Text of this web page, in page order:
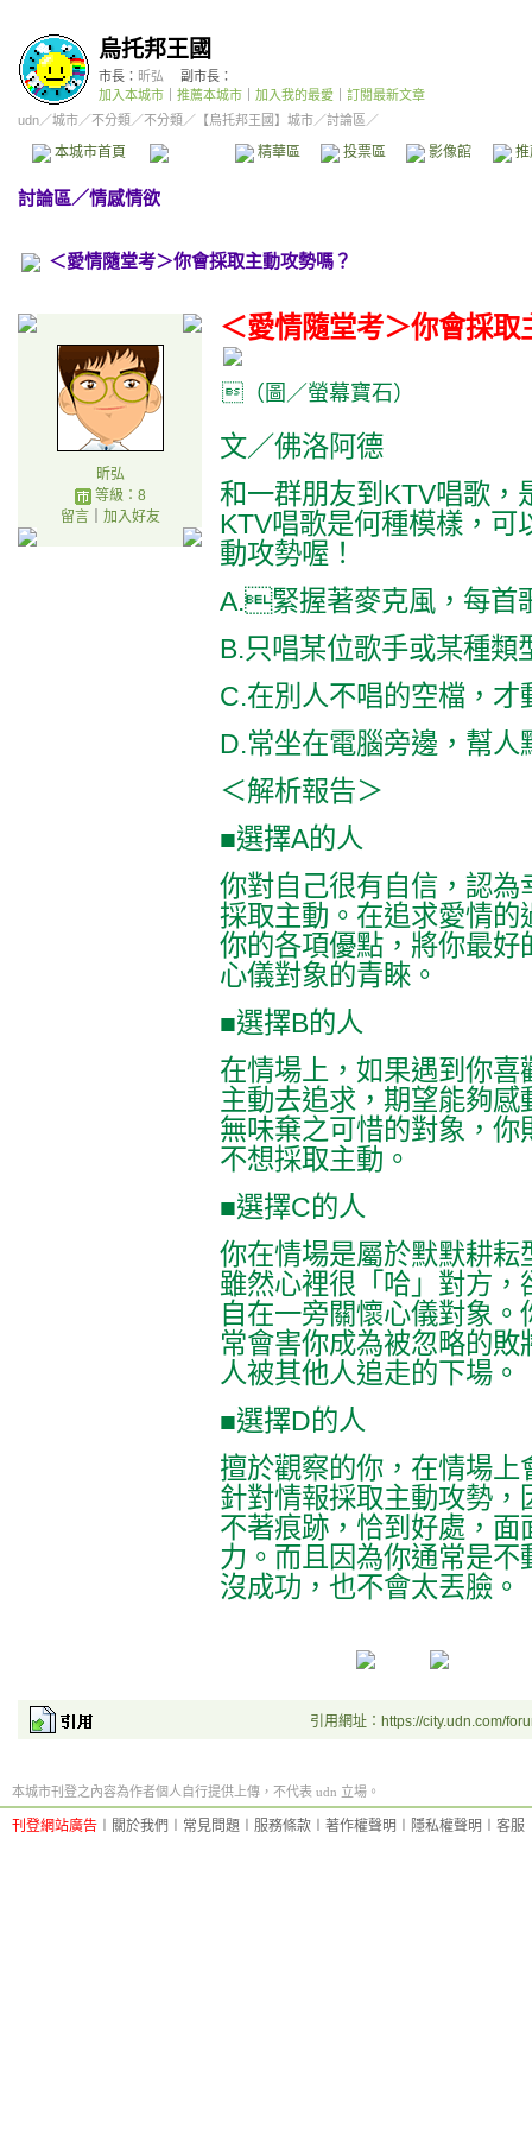
烏托邦王國
市長： 昕弘
副市長：
加入本城市
推薦本城市 加入我的最愛
訂閱最新文章
udn／城市／不分類 ／不分類 ／ 【烏托邦王國】城市／討論區／
本城市首頁 精華區 投票區 影像館
討論區／情感情欲
＜愛情隨堂考＞你會採取主動攻勢嗎？
昕弘
等級：8
留言｜ 加入好友
＜愛情隨堂考＞你會採取
（圖／螢幕寶石）
文／佛洛阿德
和一群朋友到KTV唱歌，
KTV唱歌是何種模樣，可
動攻勢喔！
A.緊握著麥克風，每首
B.只唱某位歌手或某種類
C.在別人不唱的空檔，才
D.常坐在電腦旁邊，幫人
＜解析報告＞
■選擇A的人
你對自己很有自信，認
採取主動。在追求愛情
你的各項優點，將你最
心儀對象的青睞。
■選擇B的人
在情場上，如果遇到你
主動去追求，期望能夠
無味棄之可惜的對象，
不想採取主動。
■選擇C的人
你在情場是屬於默默耕
雖然心裡很「哈」對方
自在一旁關懷心儀對象
常會害你成為被忽略的
人被其他人追走的下場。
■選擇D的人
擅於觀察的你，在情場
針對情報採取主動攻勢
不著痕跡，恰到好處，
力。而且因為你通常是
沒成功，也不會太丟臉。
引用網址：https://city.udn.com/
本城市刊登之內容為作者個人自行提供上傳，不代表 udn 立場。
刊登網站廣告 關於我們 常見問題 服務條款 著作權聲明 隱私權聲明 客服